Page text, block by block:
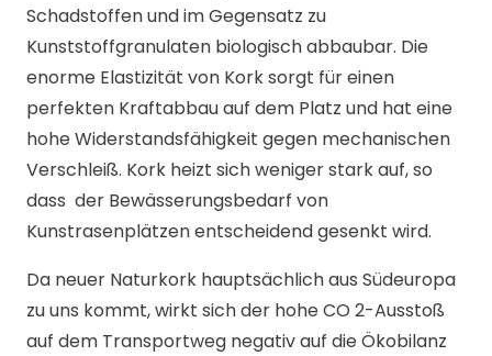
Schadstoffen und im Gegensatz zu
Kunststoffgranulaten biologisch abbaubar. Die
enorme Elastizität von Kork sorgt für einen
perfekten Kraftabbau auf dem Platz und hat eine
hohe Widerstandsfähigkeit gegen mechanischen
Verschleiß. Kork heizt sich weniger stark auf, so
dass der Bewässerungsbedarf von
Kunstrasenplätzen entscheidend gesenkt wird.
Da neuer Naturkork hauptsächlich aus Südeuropa
zu uns kommt, wirkt sich der hohe CO 2-Ausstoß
auf dem Transportweg negativ auf die Ökobilanz